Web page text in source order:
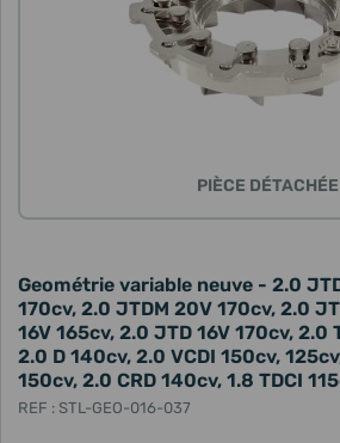
PIÈCE DÉTACHÉE
Geométrie variable neuve - 2.0
170cv, 2.0 JTDM 20V 170cv, 2.0
16V 165cv, 2.0 JTD 16V 170cv, 2.0
2.0 D 140cv, 2.0 VCDI 150cv,
150cv, 2.0 CRD 140cv, 1.8 TDCI
REF : STL-GEO-016-037